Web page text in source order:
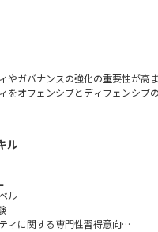
やガバナンスの強化の重要性が高
をオフェンシブとディフェンシブ
る、サイバーセキュリティに関す
キュリティ・リスクアセスメント
： セキュリティ高度化施策の企画
用・改善支援：セキュリティガバ
ル
ル
ィに関する専門性習得意向